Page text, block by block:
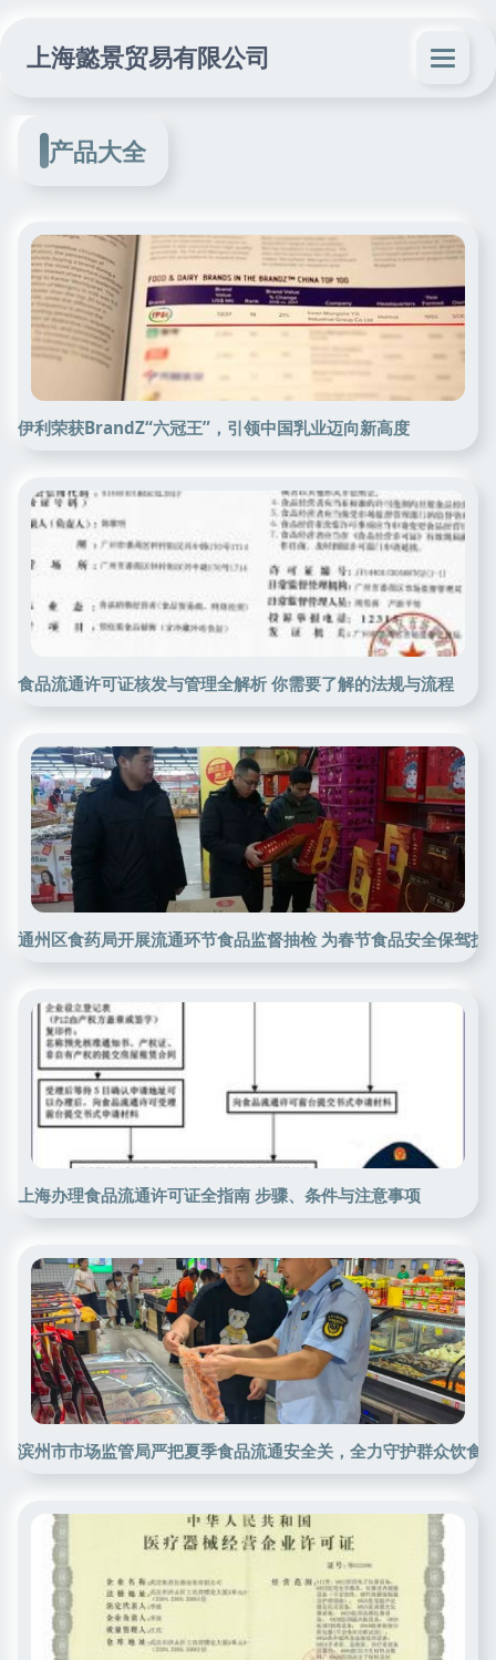
上海懿景贸易有限公司
产品大全
伊利荣获BrandZ“六冠王”，引领中国乳业迈向新高度
食品流通许可证核发与管理全解析 你需要了解的法规与流程
通州区食药局开展流通环节食品监督抽检 为春节食品安全保驾护
上海办理食品流通许可证全指南 步骤、条件与注意事项
滨州市市场监管局严把夏季食品流通安全关，全力守护群众饮食